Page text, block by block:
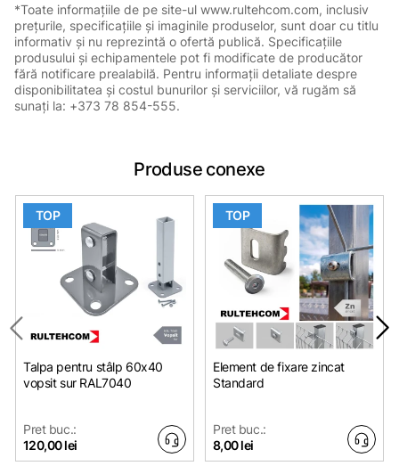
*Toate informațiile de pe site-ul www.rultehcom.com, inclusiv
prețurile, specificațiile și imaginile produselor, sunt doar cu titlu
informativ și nu reprezintă o ofertă publică. Specificațiile
produsului și echipamentele pot fi modificate de producător
fără notificare prealabilă. Pentru informații detaliate despre
disponibilitatea și costul bunurilor și serviciilor, vă rugăm să
sunați la: +373 78 854-555.
Produse conexe
TOP
Talpa pentru stâlp 60x40
vopsit sur RAL7040
Pret buc.:
120,00 lei
TOP
Element de fixare zincat
Standard
Pret buc.:
8,00 lei